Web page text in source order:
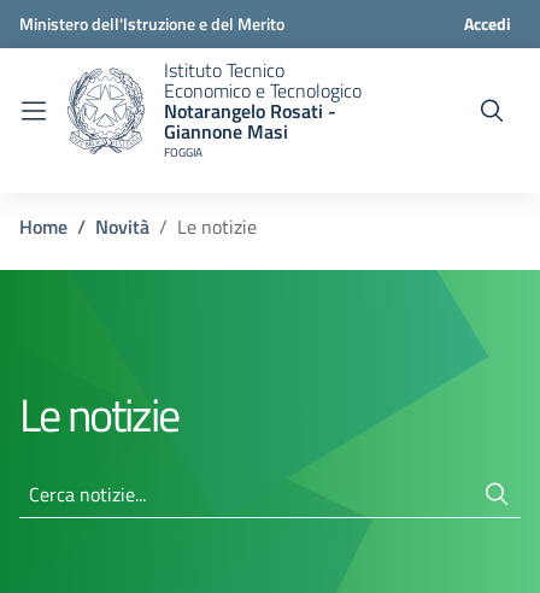
Ministero dell'Istruzione e del Merito Accedi
Istituto Tecnico
Economico e Tecnologico
Notarangelo Rosati -
Giannone Masi
FOGGIA
Home Novità Le notizie
Le notizie
Cerca notizie...